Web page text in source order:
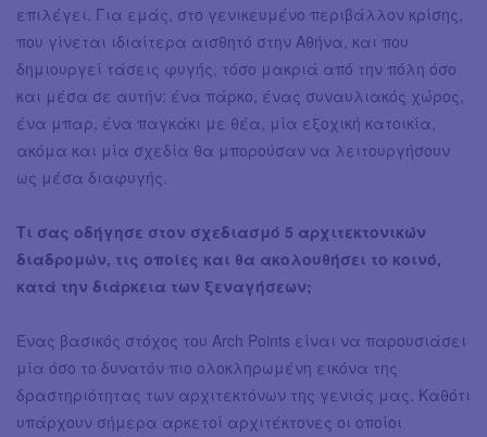
επιλέγει. Για εμάς, στο γενικευμένο περιβάλλον κρίσης,
που γίνεται ιδιαίτερα αισθητό στην Αθήνα, και που
δημιουργεί τάσεις φυγής, τόσο μακριά από την πόλη όσο
και μέσα σε αυτήν: ένα πάρκο, ένας συναυλιακός χώρος,
ένα μπαρ, ένα παγκάκι με θέα, μία εξοχική κατοικία,
ακόμα και μία σχεδία θα μπορούσαν να λειτουργήσουν
ως μέσα διαφυγής.
Τι σας οδήγησε στον σχεδιασμό 5 αρχιτεκτονικών
διαδρομών, τις οποίες και θα ακολουθήσει το κοινό,
κατά την διάρκεια των ξεναγήσεων;
Ένας βασικός στόχος του Arch Points είναι να παρουσιάσει
μία όσο το δυνατόν πιο ολοκληρωμένη εικόνα της
δραστηριότητας των αρχιτεκτόνων της γενιάς μας. Καθότι
υπάρχουν σήμερα αρκετοί αρχιτέκτονες οι οποίοι